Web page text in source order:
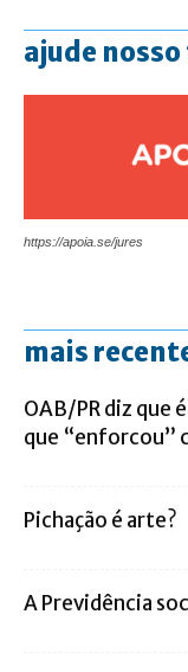
ajude
https://apoia.se/jures
mais
OAB/PR diz que
que “enforcou”
Pichação é arte?
A Previdência